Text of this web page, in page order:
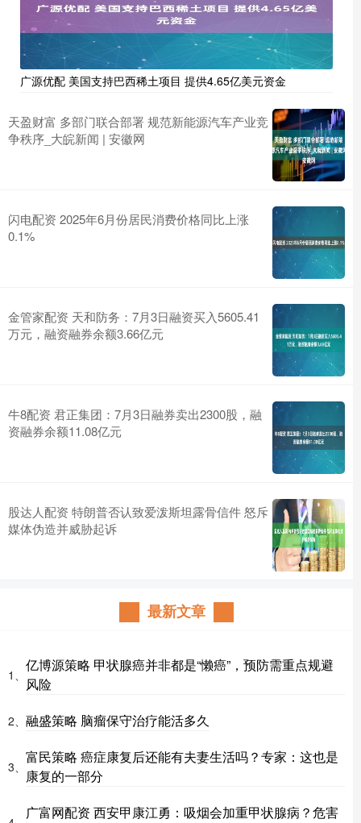
广源优配 美国支持巴西稀土项目 提供4.65亿美元资金
天盈财富 多部门联合部署 规范新能源汽车产业竞
争秩序_大皖新闻 | 安徽网
闪电配资 2025年6月份居民消费价格同比上涨
0.1%
金管家配资 天和防务：7月3日融资买入5605.41
万元，融资融券余额3.66亿元
牛8配资 君正集团：7月3日融券卖出2300股，融
资融券余额11.08亿元
股达人配资 特朗普否认致爱泼斯坦露骨信件 怒斥
媒体伪造并威胁起诉
最新文章
1、
亿博源策略 甲状腺癌并非都是“懒癌”，预防需重点规避
风险
2、 融盛策略 脑瘤保守治疗能活多久
3、
富民策略 癌症康复后还能有夫妻生活吗？专家：这也是
康复的一部分
广富网配资 西安甲康江勇：吸烟会加重甲状腺病？危害